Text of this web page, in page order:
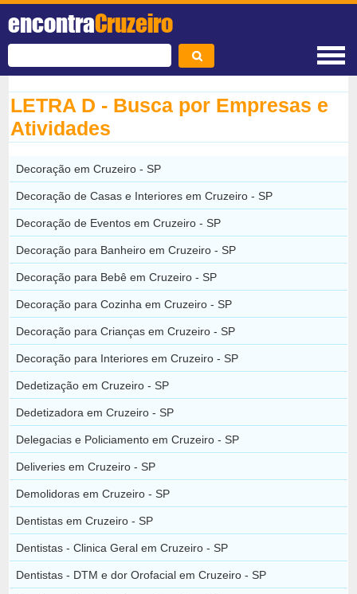
encontraCruzeiro
LETRA D - Busca por Empresas e
Atividades
Decoração em Cruzeiro - SP
Decoração de Casas e Interiores em Cruzeiro - SP
Decoração de Eventos em Cruzeiro - SP
Decoração para Banheiro em Cruzeiro - SP
Decoração para Bebê em Cruzeiro - SP
Decoração para Cozinha em Cruzeiro - SP
Decoração para Crianças em Cruzeiro - SP
Decoração para Interiores em Cruzeiro - SP
Dedetização em Cruzeiro - SP
Dedetizadora em Cruzeiro - SP
Delegacias e Policiamento em Cruzeiro - SP
Deliveries em Cruzeiro - SP
Demolidoras em Cruzeiro - SP
Dentistas em Cruzeiro - SP
Dentistas - Clinica Geral em Cruzeiro - SP
Dentistas - DTM e dor Orofacial em Cruzeiro - SP